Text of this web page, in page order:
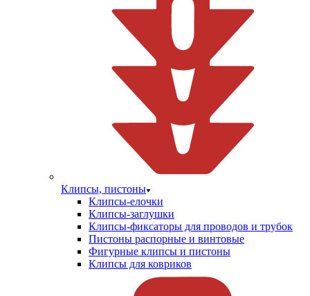
Клипсы, пистоны
Клипсы-елочки
Клипсы-заглушки
Клипсы-фиксаторы для проводов и трубок
Пистоны распорные и винтовые
Фигурные клипсы и пистоны
Клипсы для ковриков